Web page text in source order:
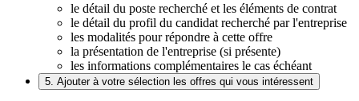
le détail du poste recherché et les éléments de contrat
le détail du profil du candidat recherché par l'entreprise
les modalités pour répondre à cette offre
la présentation de l'entreprise (si présente)
les informations complémentaires le cas échéant
5. Ajouter à votre sélection les offres qui vous intéressent